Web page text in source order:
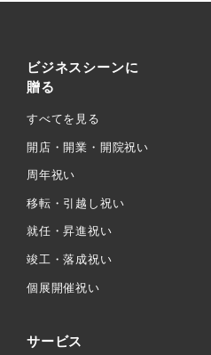
ビジネスシーンに
贈る
すべてを見る
開店・開業・開院祝い
周年祝い
移転・引越し祝い
就任・昇進祝い
竣工・落成祝い
個展開催祝い
サービス